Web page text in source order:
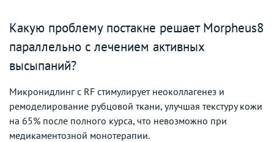
Какую проблему постакне решает Morpheus8
параллельно с лечением активных
высыпаний?
Микронидлинг с RF стимулирует неоколлагенез и
ремоделирование рубцовой ткани, улучшая текстуру кожи
на 65% после полного курса, что невозможно при
медикаментозной монотерапии.